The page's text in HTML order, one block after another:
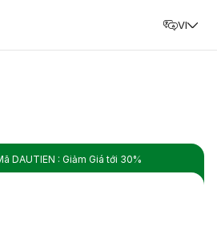
VI
DAUTIEN : Giảm Giá tới 30%